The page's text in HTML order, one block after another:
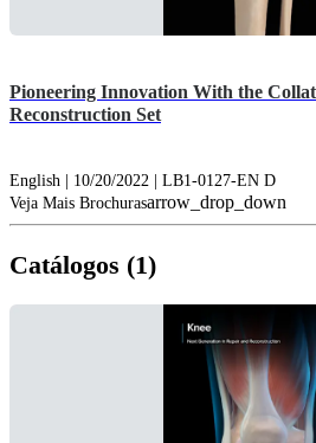
Pioneering Innovation With the
Reconstruction Set
English | 10/20/2022 | LB1-0127-EN D
Veja Mais Brochurasarrow_drop_down
Catálogos (1)